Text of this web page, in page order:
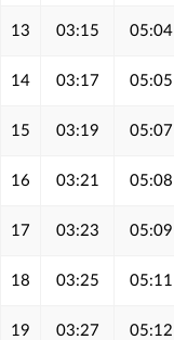
13 03:15 05:04
14 03:17 05:05
15 03:19 05:07
16 03:21 05:08
17 03:23 05:09
18 03:25 05:11
19 03:27 05:12